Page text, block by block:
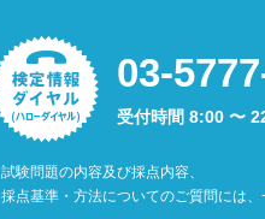
03-
受付時間 8:00 〜
試験問題の内容及び採点内容、
採点基準・方法についてのご質問には、